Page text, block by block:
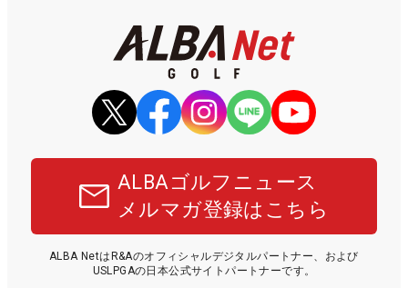
ALBAゴルフニュース
メルマガ登録はこちら
ALBA NetはR&Aのオフィシャルデジタルパートナー、および
USLPGAの日本公式サイトパートナーです。